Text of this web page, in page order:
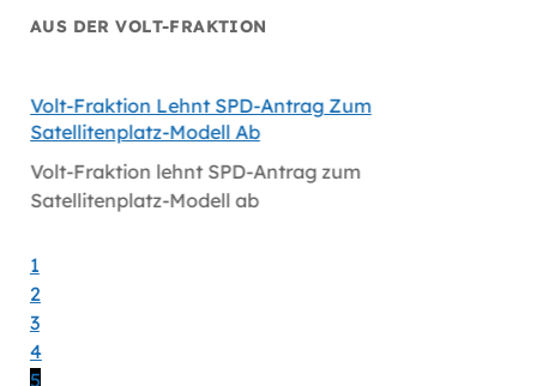
AUS DER VOLT-FRAKTION
Volt-Fraktion Lehnt SPD-Antrag Zum
Satellitenplatz-Modell Ab
Volt-Fraktion lehnt SPD-Antrag zum
Satellitenplatz-Modell ab
1
2
3
4
5